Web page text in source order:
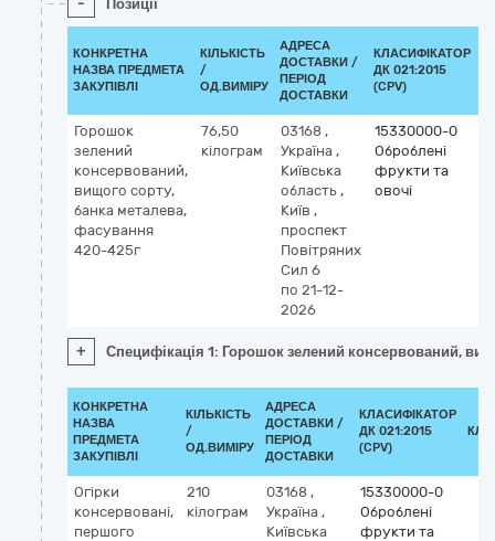
- Позиції
КОНКРЕТНА
НАЗВА ПРЕДМЕТА
ЗАКУПІВЛІ
КІЛЬКІСТЬ
/
ОД.ВИМІРУ
АДРЕСА
ДОСТАВКИ /
ПЕРІОД
ДОСТАВКИ
КЛАСИФІКАТОР
ДК 021:2015
(CPV)
Горошок
зелений
консервований,
вищого сорту,
банка металева,
фасування
420-425г
76,50
кілограм
03168 ,
Україна ,
Київська
область ,
Київ ,
проспект
Повітряних
Сил 6
по 21-12-
2026
15330000-0
Оброблені
фрукти та
овочі
+ Специфікація 1: Горошок зелений консервований,
КОНКРЕТНА
НАЗВА
ПРЕДМЕТА
ЗАКУПІВЛІ
КІЛЬКІСТЬ
/
ОД.ВИМІРУ
АДРЕСА
ДОСТАВКИ /
ПЕРІОД
ДОСТАВКИ
КЛАСИФІКАТОР
ДК 021:2015
(CPV)
Огірки
консервовані,
першого
210
кілограм
03168 ,
Україна ,
Київська
15330000-0
Оброблені
фрукти та